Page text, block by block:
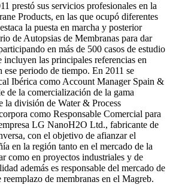
prestó sus servicios profesionales en la
Products, en las que ocupó diferentes
la puesta en marcha y posterior
de Autopsias de Membranas para dar
en más de 500 casos de estudio
incluyen las principales referencias en
ese periodo de tiempo. En 2011 se
Ibérica como Account Manager Spain &
de la comercialización de la gama
la división de Water & Process
como Responsable Comercial para
LG NanoH2O Ltd., fabricante de
con el objetivo de afianzar el
en la región tanto en el mercado de la
como en proyectos industriales y de
además es responsable del mercado de
de membranas en el Magreb.